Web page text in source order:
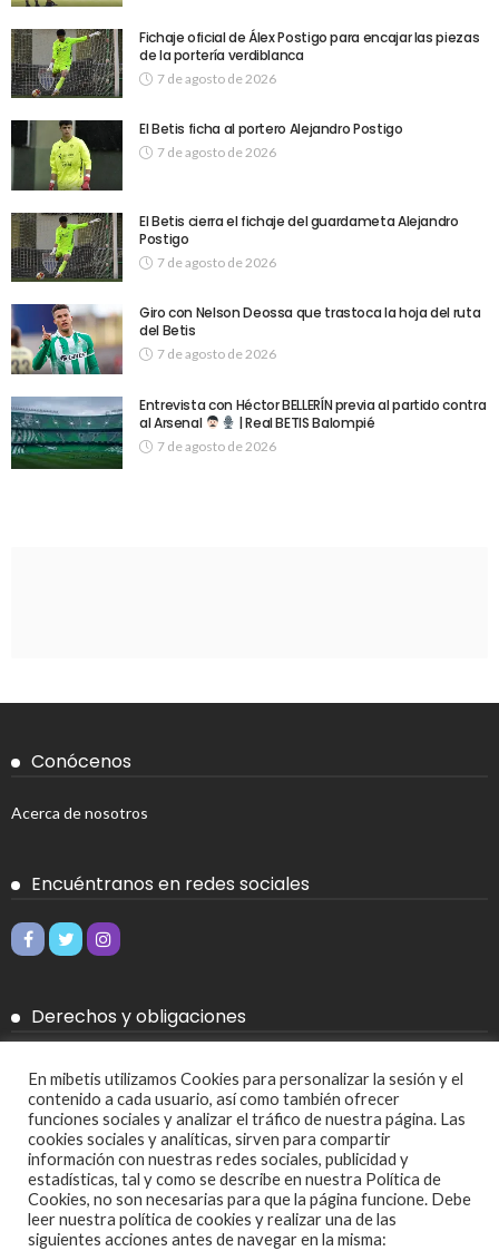
Fichaje oficial de Álex Postigo para encajar las piezas
de la portería verdiblanca
7 de agosto de 2026
El Betis ficha al portero Alejandro Postigo
7 de agosto de 2026
El Betis cierra el fichaje del guardameta Alejandro
Postigo
7 de agosto de 2026
Giro con Nelson Deossa que trastoca la hoja del ruta
del Betis
7 de agosto de 2026
Entrevista con Héctor BELLERÍN previa al partido contra
al Arsenal
| Real BETIS Balompié
7 de agosto de 2026
Conócenos
Acerca de nosotros
Encuéntranos en redes sociales
Derechos y obligaciones
Política de Cookies
Política de privacidad
Más
En mibetis utilizamos Cookies para personalizar la sesión y el
contenido a cada usuario, así como también ofrecer
funciones sociales y analizar el tráfico de nuestra página. Las
cookies sociales y analíticas, sirven para compartir
información con nuestras redes sociales, publicidad y
estadísticas, tal y como se describe en nuestra Política de
Cookies, no son necesarias para que la página funcione. Debe
leer nuestra política de cookies y realizar una de las
siguientes acciones antes de navegar en la misma: